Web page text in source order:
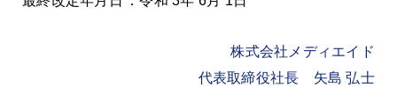
株式会社メディエイド
代表取締役社長 矢島 弘士